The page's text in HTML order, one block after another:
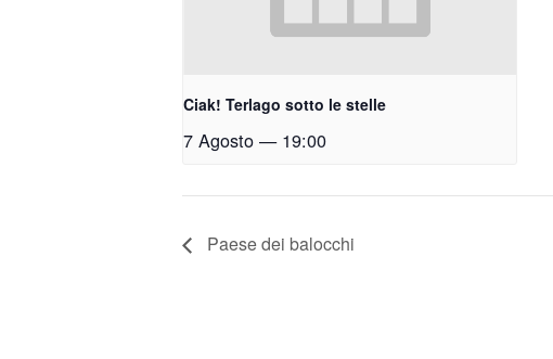
Ciak! Terlago sotto le stelle
7 Agosto — 19:00
Paese dei balocchi